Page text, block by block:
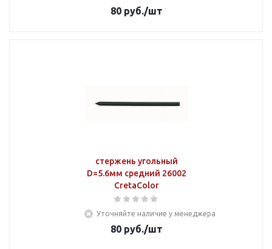
80руб./шт
стержень угольный
D=5.6мм средний 26002
CretaColor
Уточняйте наличие у менеджера
80руб./шт